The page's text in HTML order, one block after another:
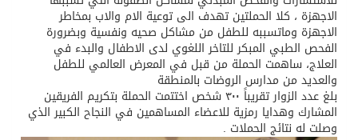
الاجهزة ، كلا الحملتين تهدف الى توعية الام والاب بمخاطر
الاجهزة وماتسببه للطفل من مشاكل صحيه ونفسية وبضرورة
الفحص الطبي المبكر للتاخر اللغوي لدى الاطفال والبدء في
العلاج، ساهمت الحملة من قبل في المعرض العالمي للطفل
والعديد من مدارس الروضات بالمنطقة
بلغ عدد الزوار تقريباً ٣٠٠ شخص اختتمت الحملة بتكريم الفريقين
المشارك وهدايا رمزية للاعضاء المساهمين في النجاح الكبير الذي
وصلت له نتائج الحملات .